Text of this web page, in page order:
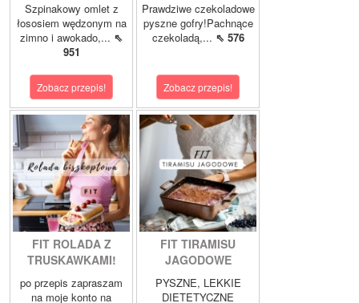
Szpinakowy omlet z
łososiem wędzonym na
zimno i awokado,... ⇖
951
Zobacz przepis!
Prawdziwe czekoladowe
pyszne gofry!Pachnące
czekoladą,... ⇖ 576
Zobacz przepis!
FIT ROLADA Z
TRUSKAWKAMI!
po przepis zapraszam
na moje konto na
FIT TIRAMISU
JAGODOWE
PYSZNE, LEKKIE
DIETETYCZNE